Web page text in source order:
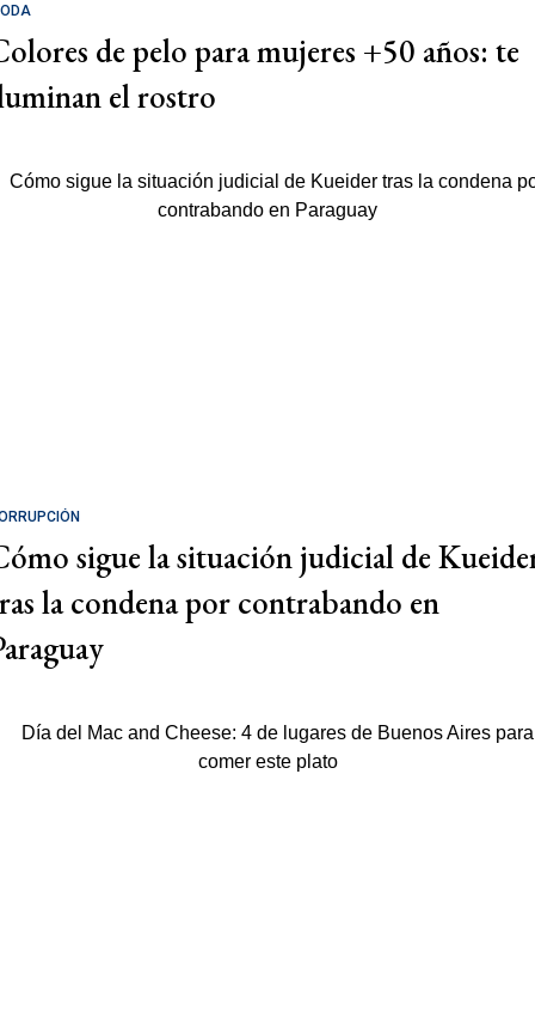
de pelo para mujeres +50 años: te
el rostro
sigue la situación judicial de
la condena por contrabando en